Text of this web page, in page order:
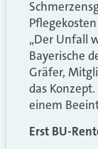
„Der Unfall
Bayerische
Gräfer,
das
einem
Erst BU-